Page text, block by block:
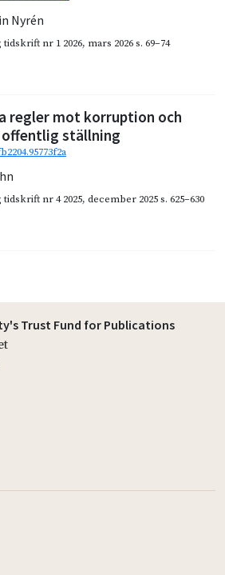
Nyrén
nr 1 2026, mars 2026s. 69–74
regler mot korruption och
offentlig ställning
nr 4 2025, december 2025s. 625–630
Trust Fund for Publications